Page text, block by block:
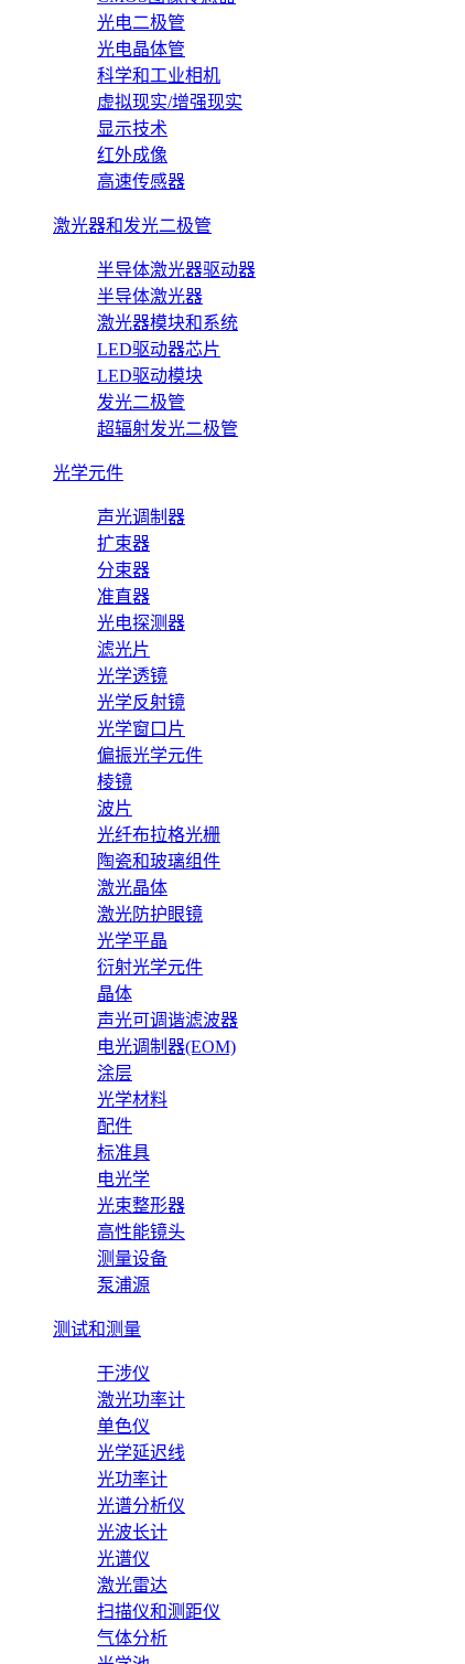
光电二极管
光电晶体管
科学和工业相机
虚拟现实/增强现实
显示技术
红外成像
高速传感器
激光器和发光二极管
半导体激光器驱动器
半导体激光器
激光器模块和系统
LED驱动器芯片
LED驱动模块
发光二极管
超辐射发光二极管
光学元件
声光调制器
扩束器
分束器
准直器
光电探测器
滤光片
光学透镜
光学反射镜
光学窗口片
偏振光学元件
棱镜
波片
光纤布拉格光栅
陶瓷和玻璃组件
激光晶体
激光防护眼镜
光学平晶
衍射光学元件
晶体
声光可调谐滤波器
电光调制器(EOM)
涂层
光学材料
配件
标准具
电光学
光束整形器
高性能镜头
测量设备
泵浦源
测试和测量
干涉仪
激光功率计
单色仪
光学延迟线
光功率计
光谱分析仪
光波长计
光谱仪
激光雷达
扫描仪和测距仪
气体分析